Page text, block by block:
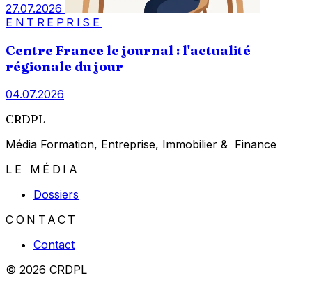
27.07.2026
ENTREPRISE
Centre France le journal : l'actualité
régionale du jour
04.07.2026
CRDPL
Média Formation, Entreprise, Immobilier & Finance
LE MÉDIA
Dossiers
CONTACT
Contact
© 2026 CRDPL